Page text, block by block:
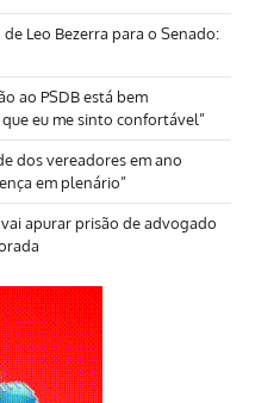
Leo Bezerra para o Senado:
ao PSDB está bem
eu me sinto confortável”
dos vereadores em ano
em plenário”
apurar prisão de advogado